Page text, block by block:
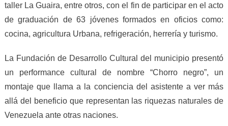
taller La Guaira, entre otros, con el fin de participar en el acto
de graduación de 63 jóvenes formados en oficios como:
cocina, agricultura Urbana, refrigeración, herrería y turismo.
La Fundación de Desarrollo Cultural del municipio presentó
un performance cultural de nombre “Chorro negro”, un
montaje que llama a la conciencia del asistente a ver más
allá del beneficio que representan las riquezas naturales de
Venezuela ante otras naciones.